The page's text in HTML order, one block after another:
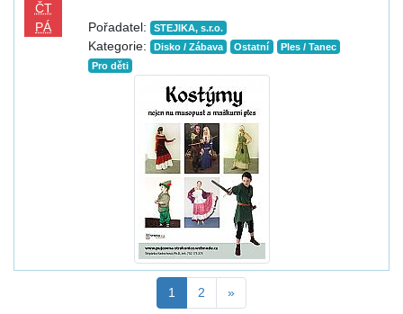
ČT
PÁ
Pořadatel: STEJIKA, s.r.o.
Kategorie: Disko / Zábava Ostatní
Ples / Tanec
Pro děti
1 2 »